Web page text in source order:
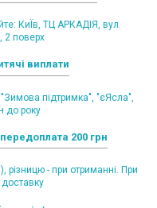
КиЇв, ТЦ АРКАДІЯ, вул.
2 поверх
виплати
підтримка", "єЯсла",
до року
200 грн
різницю - при отриманні. При